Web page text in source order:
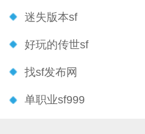
迷失版本sf
好玩的传世sf
找sf发布网
单职业sf999